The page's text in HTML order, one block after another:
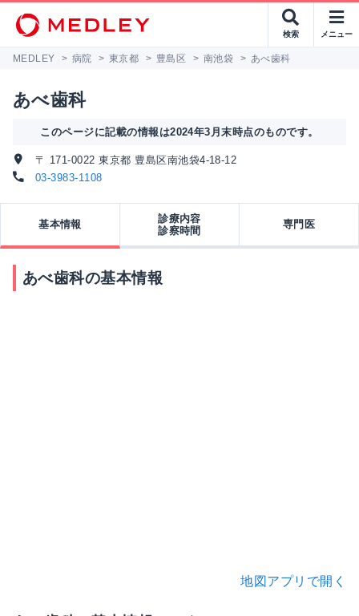
検索 メニュー
MEDLEY > 病院 > 東京都 > 豊島区 > 南池袋 > あべ歯科
あべ歯科
このページに記載の情報は2024年3月末時点のものです。
〒 171-0022 東京都 豊島区南池袋4-18-12
03-3983-1108
基本情報
診療内容
診察時間
専門医
あべ歯科の基本情報
地図アプリで開く